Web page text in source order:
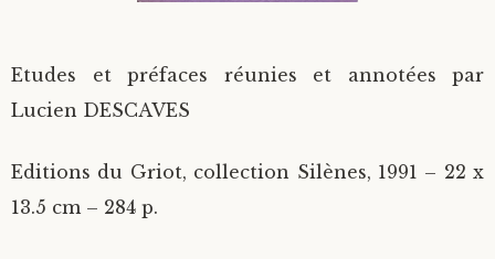
Etudes et préfaces réunies et annotées par
Lucien DESCAVES
Editions du Griot, collection Silènes, 1991 – 22 x
13.5 cm – 284 p.